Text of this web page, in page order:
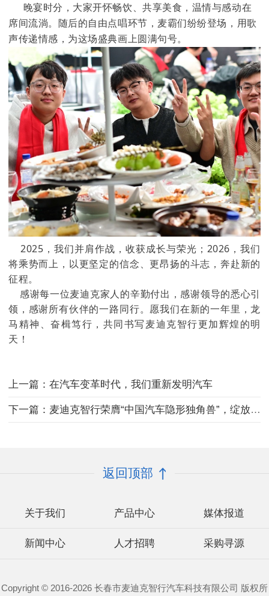
晚宴时分，大家开怀畅饮、共享美食，温情与感动在
席间流淌。随后的自由点唱环节，麦霸们纷纷登场，用歌
声传递情感，为这场盛典画上圆满句号。
2025，我们并肩作战，收获成长与荣光；2026，我们
将乘势而上，以更坚定的信念、更昂扬的斗志，奔赴新的
征程。
感谢每一位麦迪克家人的辛勤付出，感谢领导的悉心引
领，感谢所有伙伴的一路同行。愿我们在新的一年里，龙
马精神、奋楫笃行，共同书写麦迪克智行更加辉煌的明
天！
上一篇：在汽车变革时代，我们重新发明汽车
下一篇：麦迪克智行荣膺“中国汽车隐形独角兽”，绽放创新锋芒
返回顶部
关于我们 产品中心 媒体报道
新闻中心 人才招聘 采购寻源
Copyright © 2016-2026 长春市麦迪克智行汽车科技有限公司 版权所